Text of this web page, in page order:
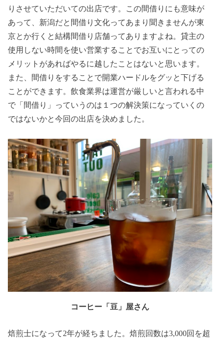
りさせていただいての出店です。この間借りにも意味が
あって、新潟だと間借り文化ってあまり聞きませんが東
京とか行くと結構間借り店舗ってありますよね。貸主の
使用しない時間を使い営業することでお互いにとっての
メリットがあればやるに越したことはないと思います。
また、間借りをすることで開業ハードルをグッと下げる
ことができます。飲食業界は運営が厳しいと言われる中
で「間借り」っていうのは１つの解決策になっていくの
ではないかと今回の出店を決めました。
コーヒー「豆」屋さん
焙煎士になって2年が経ちました。焙煎回数は3,000回を超